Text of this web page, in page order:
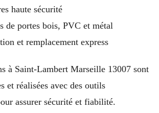
haute sécurité
de portes bois, PVC et métal
et remplacement express
à Saint-Lambert Marseille 13007 sont
et réalisées avec des outils
assurer sécurité et fiabilité.